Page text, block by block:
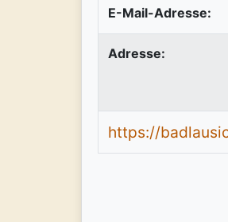
E-Mail-Adresse:
Adresse:
https://